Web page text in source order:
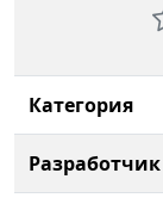
Категория
Разработчик